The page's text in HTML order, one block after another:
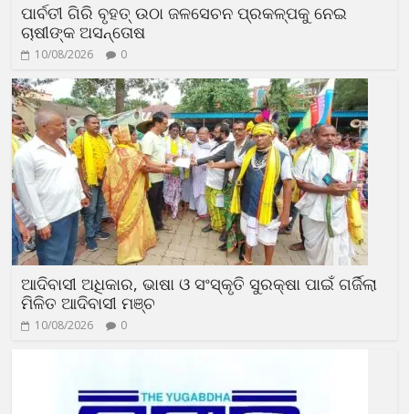
ପାର୍ବତୀ ଗିରି ବୃହତ୍ ଉଠା ଜଳସେଚନ ପ୍ରକଳ୍ପକୁ ନେଇ
ଚାଷୀଙ୍କ ଅସନ୍ତୋଷ
10/08/2026 0
ଆଦିବାସୀ ଅଧିକାର, ଭାଷା ଓ ସଂସ୍କୃତି ସୁରକ୍ଷା ପାଇଁ ଗର୍ଜିଲା
ମିଳିତ ଆଦିବାସୀ ମଞ୍ଚ
10/08/2026 0